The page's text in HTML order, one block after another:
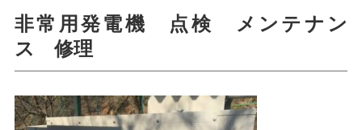
非常用発電機 点検 メンテナン
ス 修理